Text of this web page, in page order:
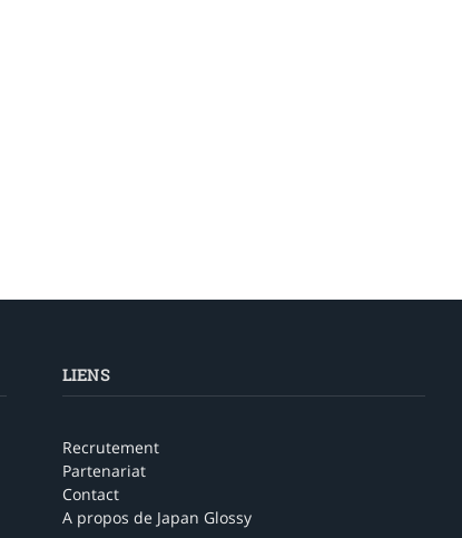
LIENS
Recrutement
Partenariat
Contact
A propos de Japan Glossy